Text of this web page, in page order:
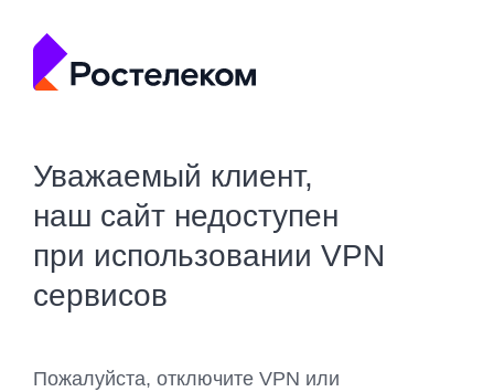
Уважаемый клиент,
наш сайт недоступен
при использовании VPN
сервисов
Пожалуйста, отключите VPN или